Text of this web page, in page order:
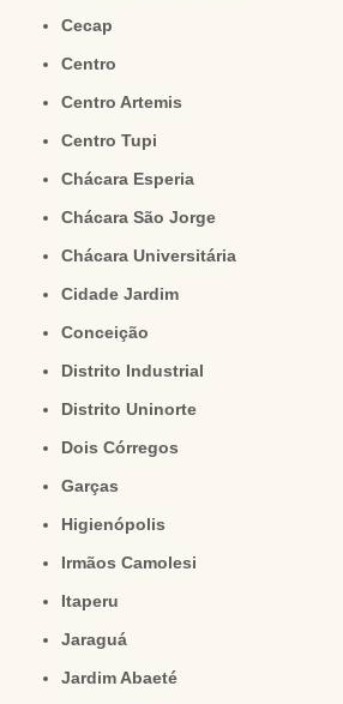
Cecap
Centro
Centro Artemis
Centro Tupi
Chácara Esperia
Chácara São Jorge
Chácara Universitária
Cidade Jardim
Conceição
Distrito Industrial
Distrito Uninorte
Dois Córregos
Garças
Higienópolis
Irmãos Camolesi
Itaperu
Jaraguá
Jardim Abaeté